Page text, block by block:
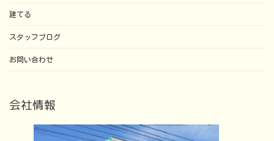
建てる
スタッフブログ
お問い合わせ
会社情報